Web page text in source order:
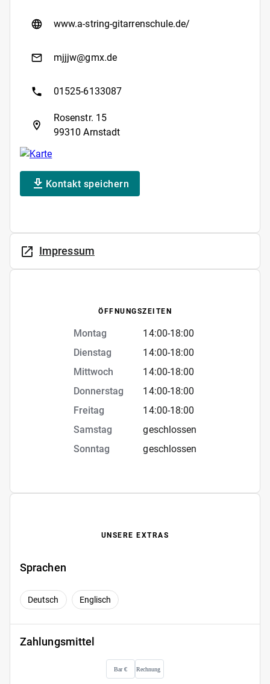
www.a-string-gitarrenschule.de/
mjjjw@gmx.de
01525-6133087
Rosenstr. 15
99310 Arnstadt
Kontakt speichern
Impressum
ÖFFNUNGSZEITEN
Montag 14:00-18:00
Dienstag
14:00-18:00
Mittwoch
14:00-18:00
Donnerstag
14:00-18:00
Freitag
14:00-18:00
Samstag
geschlossen
Sonntag
geschlossen
UNSERE EXTRAS
Sprachen
Deutsch Englisch
Zahlungsmittel